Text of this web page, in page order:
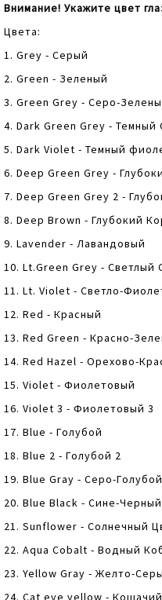
Внимание! Укажите цвет
Цвета:
1. Grey - Серый
2. Green - Зеленый
3. Green Grey - Серо-
4. Dark Green Grey -
5. Dark Violet - Темный
6. Deep Green Grey -
7. Deep Green Grey 2 -
8. Deep Brown - Глубокий
9. Lavender - Лавандовый
10. Lt.Green Grey - Светлый
11. Lt. Violet - Светло-
12. Red - Красный
13. Red Green - Красно-
14. Red Hazel - Орехово-
15. Violet - Фиолетовый
16. Violet 3 - Фиолетовый 3
17. Blue - Голубой
18. Blue 2 - Голубой 2
19. Blue Gray - Серо-Голубой
20. Blue Black - Сине-Черный
21. Sunflower - Солнечный
22. Aqua Cobalt - Водный
23. Yellow Gray - Желто-
24. Cat eye yellow -